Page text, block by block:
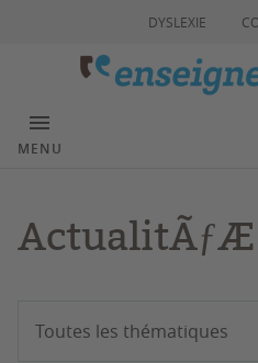
DYSLEXIE
MENU
Toutes les thématiques